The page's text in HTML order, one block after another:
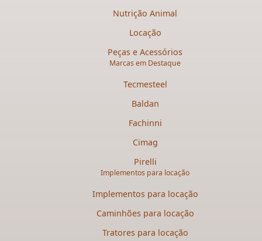
Nutrição Animal
Locação
Peças e Acessórios
Marcas em Destaque
Tecmesteel
Baldan
Fachinni
Cimag
Pirelli
Implementos para locação
Implementos para locação
Caminhões para locação​
Tratores para locação​